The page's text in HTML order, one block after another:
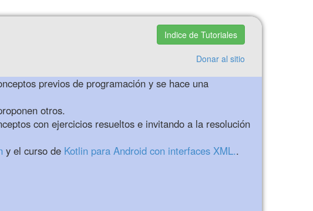
Indice de Tutoriales
Donar al sitio
previos de programación y se hace una
otros.
con ejercicios resueltos e invitando a la resolución
y el curso de Kotlin para Android con interfaces XML..